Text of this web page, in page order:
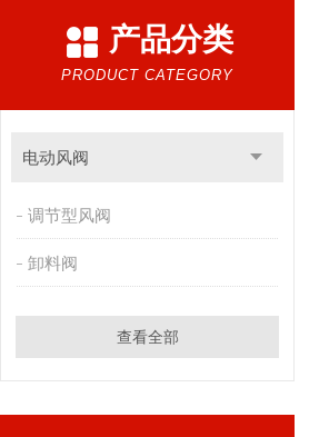
产品分类
PRODUCT CATEGORY
电动风阀
调节型风阀
卸料阀
查看全部